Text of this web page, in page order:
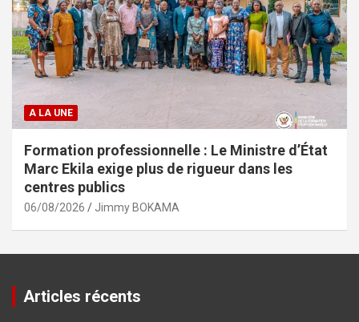
A LA UNE
Formation professionnelle : Le Ministre d’État
Marc Ekila exige plus de rigueur dans les
centres publics
06/08/2026 Jimmy BOKAMA
Articles récents